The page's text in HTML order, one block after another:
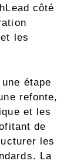
côté
les
étape
refonte,
et les
de
les
La